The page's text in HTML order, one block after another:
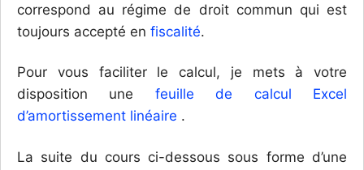
correspond au régime de droit commun qui est
toujours accepté en fiscalité.
Pour vous faciliter le calcul, je mets à votre
disposition une feuille de calcul Excel
d’amortissement linéaire .
La suite du cours ci-dessous sous forme d’une